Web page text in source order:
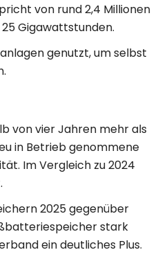
von rund 2,4 Millionen
Gigawattstunden.
genutzt, um selbst
von vier Jahren mehr als
in Betrieb genommene
Im Vergleich zu 2024
2025 gegenüber
stark
ein deutliches Plus.